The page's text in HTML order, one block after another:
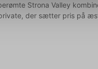
Strona Valley
der sætter pris på